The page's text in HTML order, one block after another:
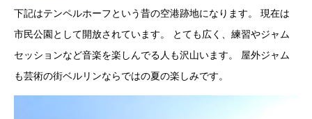
下記はテンペルホーフという昔の空港跡地になります。 現在は
市民公園として開放されています。 とても広く、練習やジャム
セッションなど音楽を楽しんでる人も沢山います。 屋外ジャム
も芸術の街ベルリンならではの夏の楽しみです。